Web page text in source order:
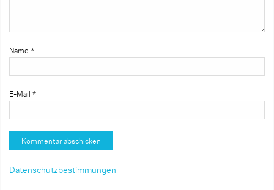
Name *
E-Mail *
Datenschutzbestimmungen